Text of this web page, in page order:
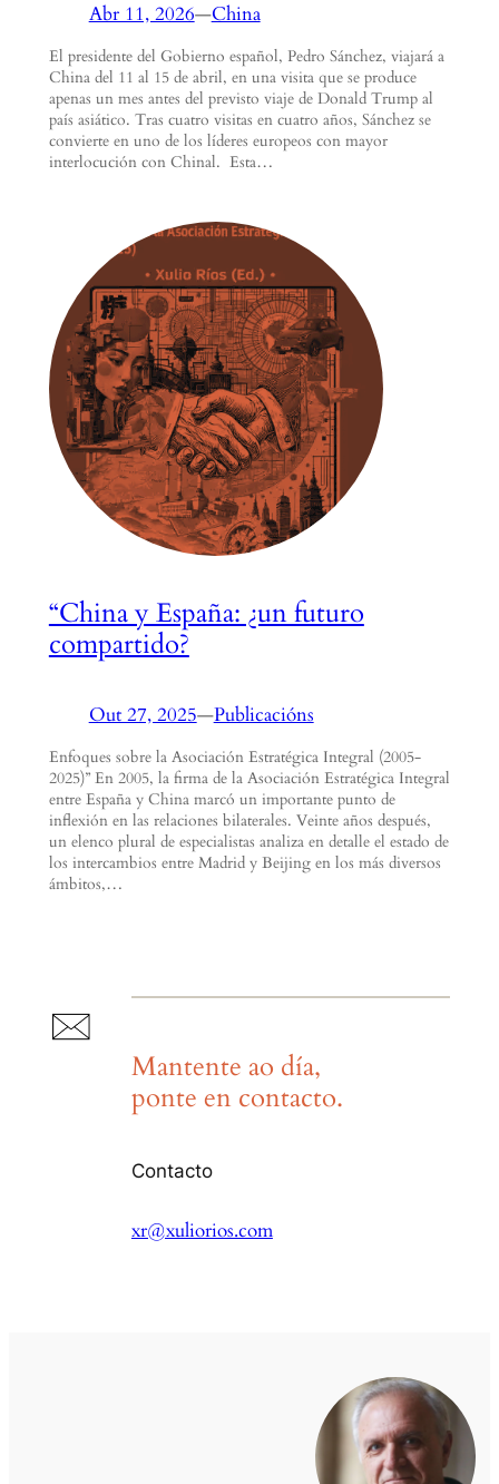
Abr 11, 2026—China
El presidente del Gobierno español, Pedro Sánchez, viajará a
China del 11 al 15 de abril, en una visita que se produce
apenas un mes antes del previsto viaje de Donald Trump al
país asiático. Tras cuatro visitas en cuatro años, Sánchez se
convierte en uno de los líderes europeos con mayor
interlocución con Chinal. Esta…
“China y España: ¿un futuro
compartido?
Out 27, 2025—Publicacións
Enfoques sobre la Asociación Estratégica Integral (2005-
2025)” En 2005, la firma de la Asociación Estratégica Integral
entre España y China marcó un importante punto de
inflexión en las relaciones bilaterales. Veinte años después,
un elenco plural de especialistas analiza en detalle el estado de
los intercambios entre Madrid y Beijing en los más diversos
ámbitos,…
Mantente ao día,
ponte en contacto.
Contacto
xr@xuliorios.com